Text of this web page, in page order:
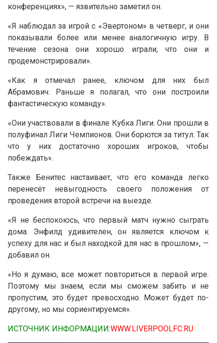
конференциях», — язвительно заметил он.
«Я наблюдал за игрой с «Эвертоном» в четверг, и они
показывали более или менее аналогичную игру. В
течение сезона они хорошо играли, что они и
продемонстрировали».
«Как я отмечал ранее, ключом для них был
Абрамович. Раньше я полагал, что они построили
фантастическую команду».
«Они участвовали в финале Кубка Лиги. Они прошли в
полуфинал Лиги Чемпионов. Они борются за титул. Так
что у них достаточно хороших игроков, чтобы
побеждать».
Также Бенитес настаивает, что его команда легко
перенесёт невыгодность своего положения от
проведения второй встречи на выезде.
«Я не беспокоюсь, что первый матч нужно сыграть
дома. Энфилд удивителен, он является ключом к
успеху для нас и был находкой для нас в прошлом», —
добавил он.
«Но я думаю, все может повториться в первой игре.
Поэтому мы знаем, если мы сможем забить и не
пропустим, это будет превосходно. Может будет по-
другому, но мы сориентируемся».
ИСТОЧНИК ИНФОРМАЦИИ:WWW.LIVERPOOLFC.RU